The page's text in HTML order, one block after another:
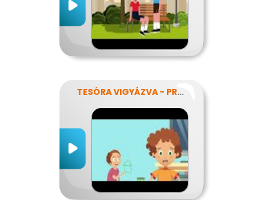
TESÓRA VIGYÁZVA - PRÓBÁLD MEGOLDANI!